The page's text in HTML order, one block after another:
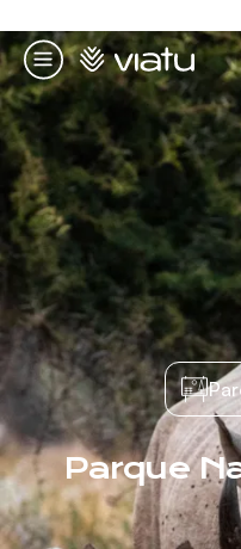
Menú
Página de inicio
Parque